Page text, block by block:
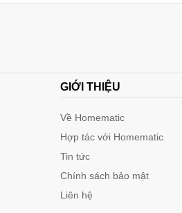
[dropcap1]H[/
hành 6 tháng theo chính
GIỚI THIỆU
Về Homematic
Hợp tác với Homematic
Tin tức
Chính sách bảo mật
Liên hệ